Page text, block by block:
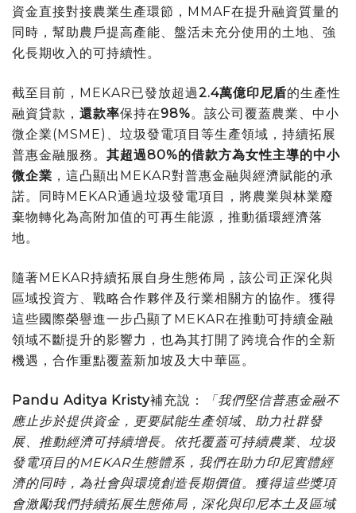
資金直接對接農業生產環節，MMAF在提升融資質量的
同時，幫助農戶提高產能、盤活未充分使用的土地、強
化長期收入的可持續性。
截至目前，MEKAR已發放超過2.4萬億印尼盾的生產性
融資貸款， 還款率保持在98%。該公司覆蓋農業、中小
微企業(MSME)、垃圾發電項目等生產領域，持續拓展
普惠金融服務。 其超過80%的借款方為女性主導的中小
微企業 ，這凸顯出MEKAR對普惠金融與經濟賦能的承
諾。同時MEKAR通過垃圾發電項目，將農業與林業廢
棄物轉化為高附加值的可再生能源，推動循環經濟落
地。
隨著MEKAR持續拓展自身生態佈局，該公司正深化與
區域投資方、戰略合作夥伴及行業相關方的協作。獲得
這些國際榮譽進一步凸顯了MEKAR在推動可持續金融
領域不斷提升的影響力，也為其打開了跨境合作的全新
機遇，合作重點覆蓋新加坡及大中華區。
Pandu Aditya Kristy補充說：
「我們堅信普惠金融不
應止步於提供資金，更要賦能生產領域、助力社群發
展、推動經濟可持續增長。依托覆蓋可持續農業、垃圾
發電項目的MEKAR生態體系，我們在助力印尼實體經
濟的同時，為社會與環境創造長期價值。獲得這些獎項
會激勵我們持續拓展生態佈局，深化與印尼本土及區域